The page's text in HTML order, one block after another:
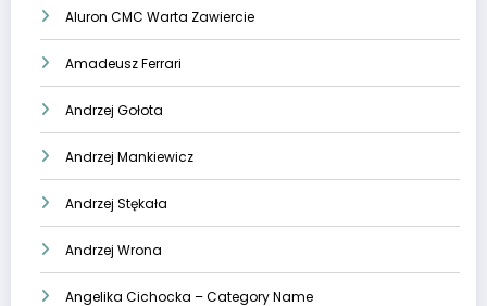
Aluron CMC Warta Zawiercie
Amadeusz Ferrari
Andrzej Gołota
Andrzej Mankiewicz
Andrzej Stękała
Andrzej Wrona
Angelika Cichocka – Category Name